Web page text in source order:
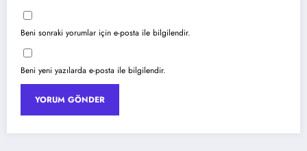
Beni sonraki yorumlar için e-posta ile bilgilendir.
Beni yeni yazılarda e-posta ile bilgilendir.